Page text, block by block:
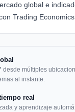
global e
Trading Economics
desde múltiples
al instante.
real
y aprendizaje